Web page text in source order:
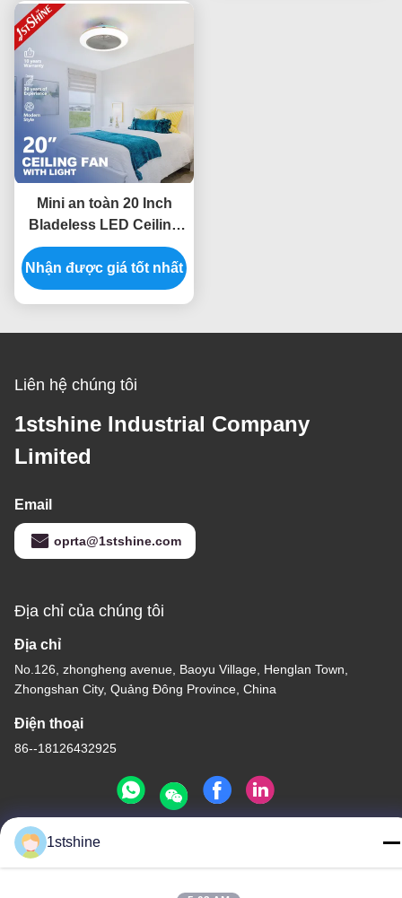
Mini an toàn 20 Inch
Bladeless LED Ceiling
Fan Flush Mount Với
RGB Light DC Motor
Nhận được giá tốt nhất
Liên hệ chúng tôi
1stshine Industrial Company
Limited
Email
oprta@1stshine.com
Địa chỉ của chúng tôi
Địa chỉ
No.126, zhongheng avenue, Baoyu Village, Henglan Town,
Zhongshan City, Quảng Đông Province, China
Điện thoại
86--18126432925
1stshine